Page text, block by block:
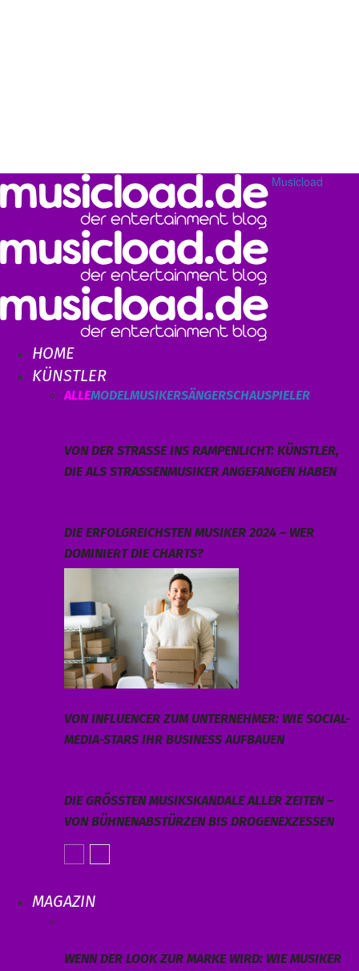
Musicload
HOME
KÜNSTLER
ALLEMODELMUSIKERSÄNGERSCHAUSPIELER
VON DER STRASSE INS RAMPENLICHT: KÜNSTLER, D
IE ALS STRASSENMUSIKER ANGEFANGEN HABEN
DIE ERFOLGREICHSTEN MUSIKER 2024 – WER
DOMINIERT DIE CHARTS?
VON INFLUENCER ZUM UNTERNEHMER: WIE SOCIAL-
MEDIA-STARS IHR BUSINESS AUFBAUEN
DIE GRÖSSTEN MUSIKSKANDALE ALLER ZEITEN – V
ON BÜHNENABSTÜRZEN BIS DROGENEXZESSEN
MAGAZIN
WENN DER LOOK ZUR MARKE WIRD: WIE MUSIKER